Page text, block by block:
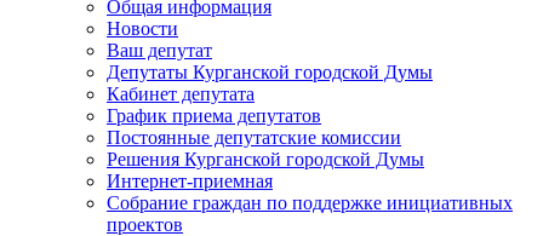
Общая информация
Новости
Ваш депутат
Депутаты Курганской городской Думы
Кабинет депутата
График приема депутатов
Постоянные депутатские комиссии
Решения Курганской городской Думы
Интернет-приемная
Собрание граждан по поддержке инициативных
проектов